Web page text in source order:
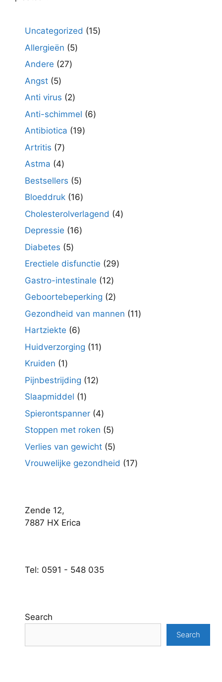
Uncategorized 1515
Allergieën 55
Andere 2727
Angst 55
producten
Anti virus 22
producten
Anti-schimmel 66
Antibiotica 1919
Artritis 77
producten
Astma 44
producten
Bestsellers 55
producten
Bloeddruk 1616
producten
Cholesterolverlagend 44
Depressie 1616
Diabetes 55
producten
Erectiele disfunctie 2929
Gastro-intestinale 1212
producten
Geboortebeperking 22
producten
Gezondheid van mannen 1111
Hartziekte 66
producten
Huidverzorging 1111
Kruiden 11
product
Pijnbestrijding 1212
Slaapmiddel 11
product
Spierontspanner 44
producten
Stoppen met roken 55
producten
Verlies van gewicht 55
producten
Vrouwelijke gezondheid 1717
Zende 12,
7887 HX Erica
Tel: 0591 - 548 035
Search
Search